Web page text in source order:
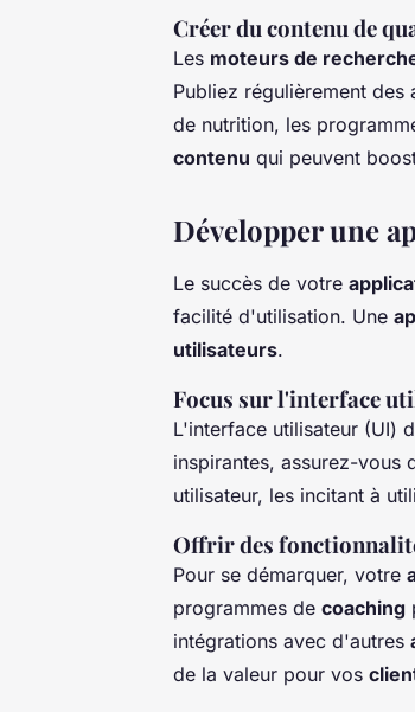
Créer du contenu de
Les moteurs de
Publiez régulièrement
de nutrition, les
contenu qui peuvent
Développer une
Le succès de votre
facilité d'utilisation. Une
utilisateurs.
Focus sur l'interface
L'interface utilisateur (UI)
inspirantes, assurez-vous
utilisateur, les incitant à
Offrir des
Pour se démarquer, votre
programmes de coaching
intégrations avec d'autres
de la valeur pour vos